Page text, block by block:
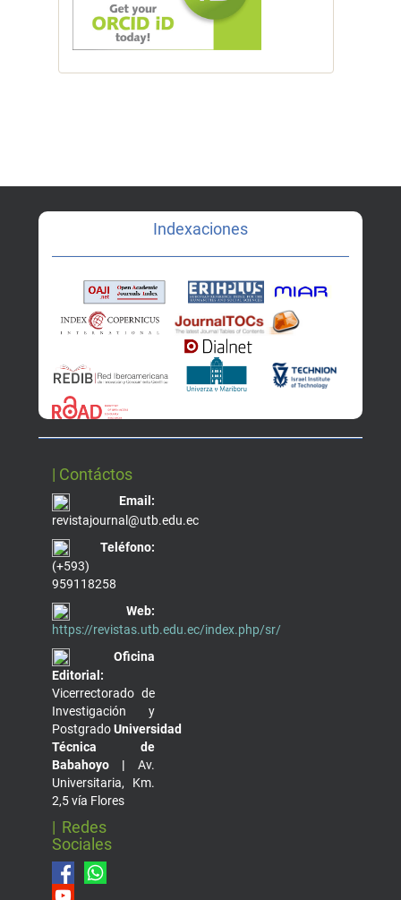
Indexaciones
| Contáctos
Email:
revistajournal@utb.edu.ec
Teléfono:
(+593)
959118258
Web:
https://revistas.utb.edu.ec/index.php/sr/
Oficina
Editorial:
Vicerrectorado de
Investigación y
PostgradoUniversidad
Técnica de
Babahoyo | Av.
Universitaria, Km.
2,5 vía Flores
| Redes
Sociales